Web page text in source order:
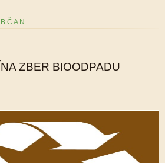
Č A N
ZBER BIOODPADU